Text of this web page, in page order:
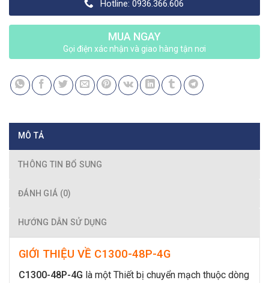
Hotline: 0936.366.606
MUA NGAY
Gọi điện xác nhận và giao hàng tận nơi
MÔ TẢ
THÔNG TIN BỔ SUNG
ĐÁNH GIÁ (0)
HƯỚNG DẪN SỬ DỤNG
GIỚI THIỆU VỀ C1300-48P-4G
C1300-48P-4G là một Thiết bị chuyển mạch thuộc dòng